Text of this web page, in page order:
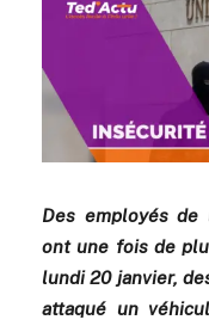
Des employés de
ont une fois de
lundi 20 janvier,
attaqué un